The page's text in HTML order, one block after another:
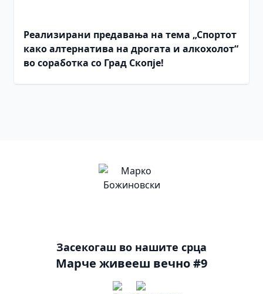
Реализирани предавања на тема „Спортот
како алтернатива на дрогата и алкохолот“
во соработка со Град Скопје!
Засекогаш во нашите срца
Марче живееш вечно #9